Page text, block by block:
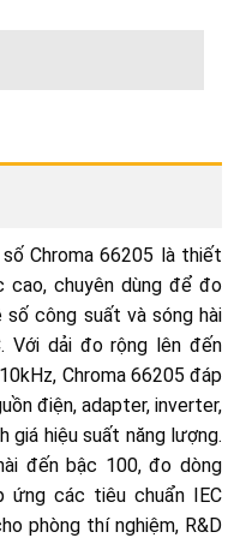
Chroma 66205 là thiết
cao, chuyên dùng để đo
số công suất và sóng hài
Với dải đo rộng lên đến
Chroma 66205 đáp
điện, adapter, inverter,
hiệu suất năng lượng.
đến bậc 100, đo dòng
ứng các tiêu chuẩn IEC
phòng thí nghiệm, R&D